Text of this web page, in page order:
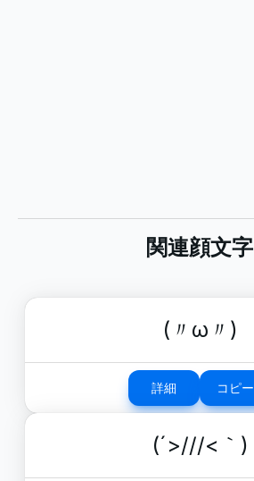
関連顔文字
(〃ω〃)
詳細 コピー
(´>///<｀)